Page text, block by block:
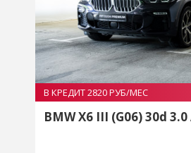
В КРЕДИТ 2820 РУБ/МЕС
BMW X6 III (G06) 30d